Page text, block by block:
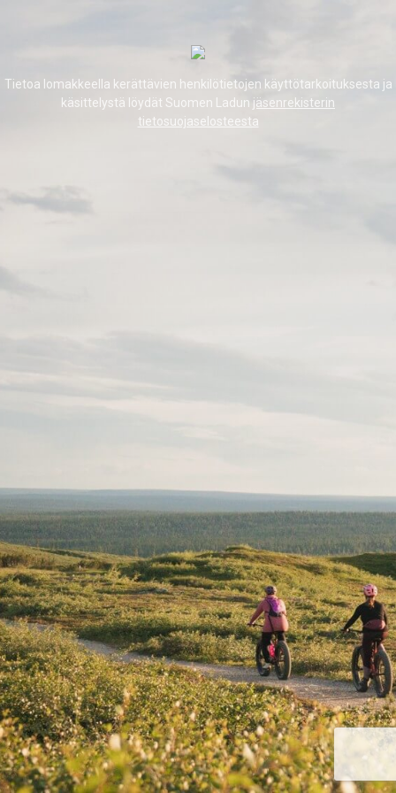
Tietoa lomakkeella kerättävien henkilötietojen käyttötarkoituksesta ja
käsittelystä löydät Suomen Ladun jäsenrekisterin
tietosuojaselosteesta